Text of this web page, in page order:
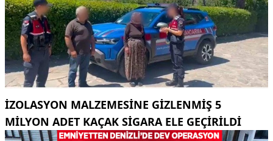
İZOLASYON MALZEMESINE GIZLENMIŞ 5
MILYON ADET KAÇAK SIGARA ELE GEÇIRILDI